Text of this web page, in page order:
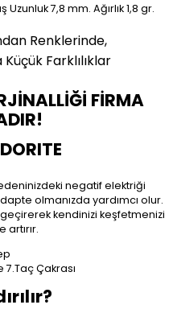
7,8 mm. Ağırlık 1,8 gr.
Renklerinde,
Farklılıklar
FİRMA
negatif elektriği
olmanızda yardımcı olur.
kendinizi keşfetmenizi
7.Taç Çakrası